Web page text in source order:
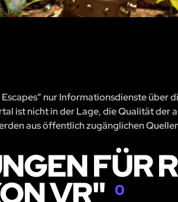
nur Informationsdienste
ist nicht in der Lage, die Qualität
aus öffentlich zugänglichen
FÜR
VR" 0